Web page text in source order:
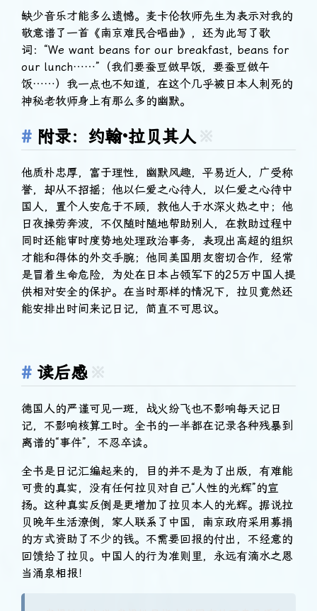
缺少音乐才能多么遗憾。麦卡伦牧师先生为表示对我的
敬意谱了一首《南京难民合唱曲》，还为此写了歌
词：“We want beans for our breakfast, beans for
our lunch……”（我们要蚕豆做早饭，要蚕豆做午
饭……）我一点也不知道，在这个几乎被日本人刺死的
神秘老牧师身上有那么多的幽默。
附录：约翰·拉贝其人
他质朴忠厚，富于理性，幽默风趣，平易近人，广受称
誉，却从不招摇；他以仁爱之心待人，以仁爱之心待中
国人，置个人安危于不顾，救他人于水深火热之中；他
日夜操劳奔波，不仅随时随地帮助别人，在救助过程中
同时还能审时度势地处理政治事务，表现出高超的组织
才能和得体的外交手腕；他同美国朋友密切合作，经常
是冒着生命危险，为处在日本占领军下的25万中国人提
供相对安全的保护。在当时那样的情况下，拉贝竟然还
能安排出时间来记日记，简直不可思议。
读后感
德国人的严谨可见一斑，战火纷飞也不影响每天记日
记，不影响核算工时。全书的一半都在记录各种残暴到
离谱的“事件”，不忍卒读。
全书是日记汇编起来的，目的并不是为了出版，有难能
可贵的真实，没有任何拉贝对自己“人性的光辉”的宣
扬。这种真实反倒是更增加了拉贝本人的光辉。据说拉
贝晚年生活潦倒，家人联系了中国，南京政府采用募捐
的方式资助了不少的钱。不需要回报的付出，不经意的
回馈给了拉贝。中国人的行为准则里，永远有滴水之恩
当涌泉相报！